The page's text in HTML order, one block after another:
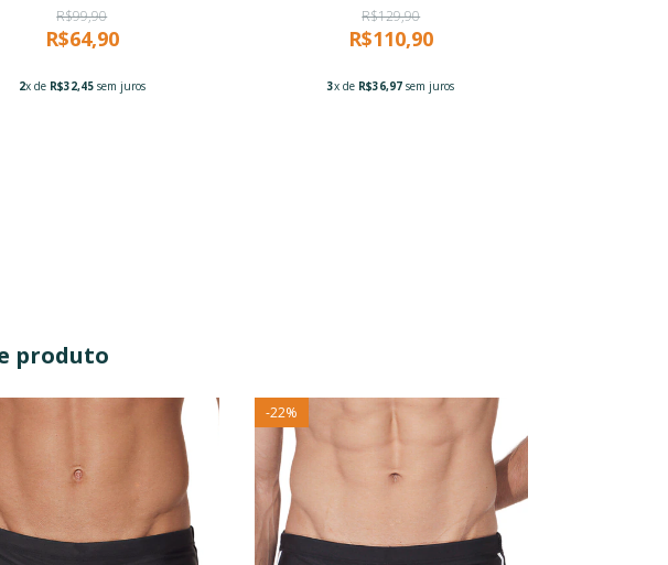
R$99,90
R$64,90
2x de R$32,45sem juros
R$129,90
R$110,90
3x de R$36,97 sem juros
produto
-22%